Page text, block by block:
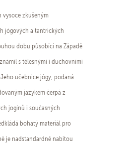
vysoce zkušeným
jógových a tantrických
dobu působící na Západě
s tělesnými i duchovními
učebnice jógy, podaná
jazykem čerpá z
jogínů i současných
bohatý materiál pro
je nadstandardně nabitou